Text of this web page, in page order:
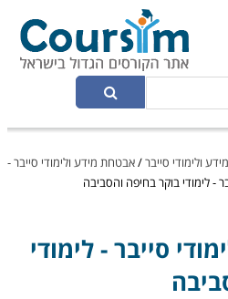
ולימודי סייבר/אבטחת מידע ולימודי סייבר -
- לימודי בוקר בחיפה והסביבה
סייבר- לימודי